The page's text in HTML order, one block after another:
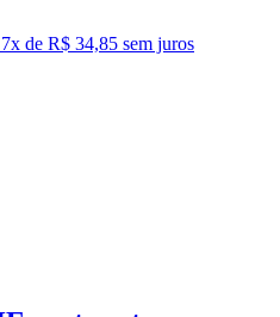
7x de R$ 34,85 sem juros